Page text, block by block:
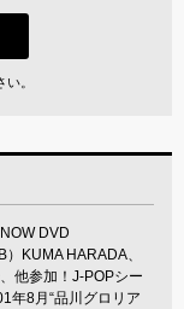
。
DVD
KUMA HARADA、
他参加！J-POPシー
年8月“品川グロリア